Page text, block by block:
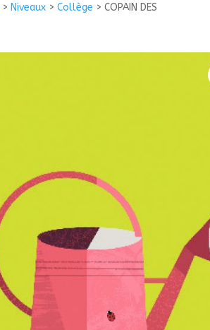
> Niveaux >Collège >COPAIN DES